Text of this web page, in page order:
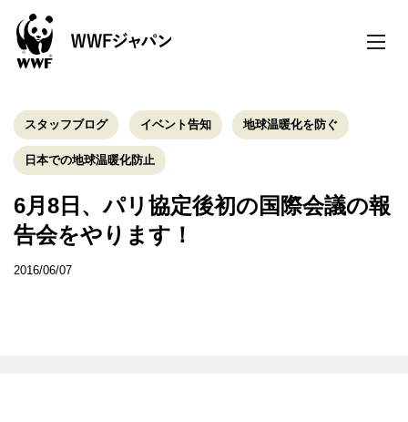
toggle
スタッフブログ イベント告知 地球温暖化を防ぐ
日本での地球温暖化防止
6月8日、パリ協定後初の国際会議の報
告会をやります！
2016/06/07